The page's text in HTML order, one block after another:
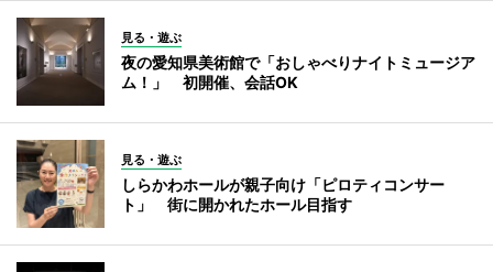
見る・遊ぶ
夜の愛知県美術館で「おしゃべりナイトミュージア
ム！」 初開催、会話OK
見る・遊ぶ
しらかわホールが親子向け「ピロティコンサー
ト」 街に開かれたホール目指す